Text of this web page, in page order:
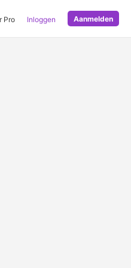
Pro Inloggen Aanmelden